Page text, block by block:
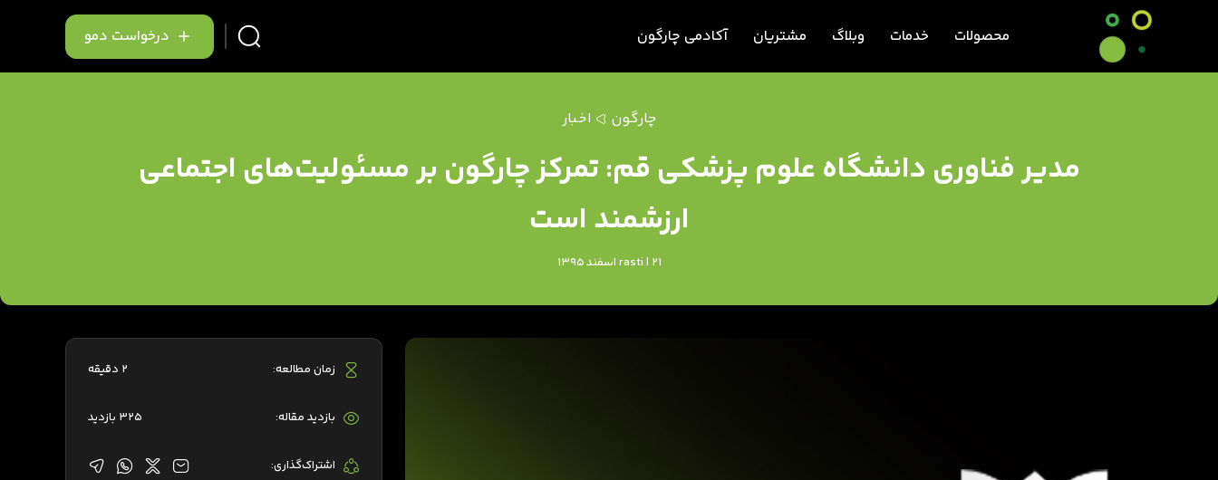
محصولات خدمات وبلاگ مشتریان آکادمی چارگون درخواست دمو
چارگون اخبار
مدیر فناوری دانشگاه علوم پزشکی قم: تمرکز چارگون بر مسئولیت‌های اجتماعی
ارزشمند است
rasti | 21 اسفند 1395
زمان مطالعه: 2 دقیقه
بازدید مقاله: 325 بازدید
اشتراک‌گذاری: